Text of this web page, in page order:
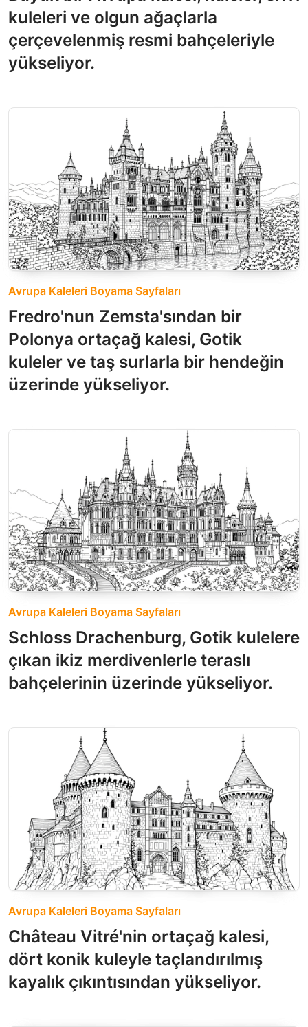
kuleleri ve olgun ağaçlarla
çerçevelenmiş resmi bahçeleriyle
yükseliyor.
Avrupa Kaleleri Boyama Sayfaları
Fredro'nun Zemsta'sından bir
Polonya ortaçağ kalesi, Gotik
kuleler ve taş surlarla bir hendeğin
üzerinde yükseliyor.
Avrupa Kaleleri Boyama Sayfaları
Schloss Drachenburg, Gotik kulelere
çıkan ikiz merdivenlerle teraslı
bahçelerinin üzerinde yükseliyor.
Avrupa Kaleleri Boyama Sayfaları
Château Vitré'nin ortaçağ kalesi,
dört konik kuleyle taçlandırılmış
kayalık çıkıntısından yükseliyor.